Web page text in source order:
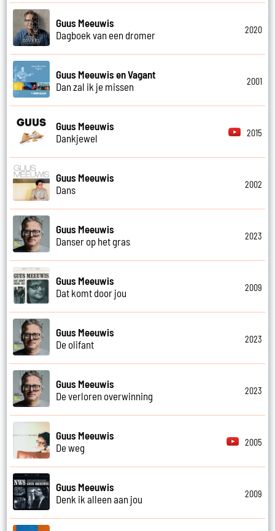
Guus Meeuwis
Dagboek van een dromer
2020
Guus Meeuwis en Vagant
Dan zal ik je missen
2001
Guus Meeuwis
Dankjewel
2015
Guus Meeuwis
Dans
2002
Guus Meeuwis
Danser op het gras
2023
Guus Meeuwis
Dat komt door jou
2009
Guus Meeuwis
De olifant
2023
Guus Meeuwis
De verloren overwinning
2023
Guus Meeuwis
De weg
2005
Guus Meeuwis
Denk ik alleen aan jou
2009